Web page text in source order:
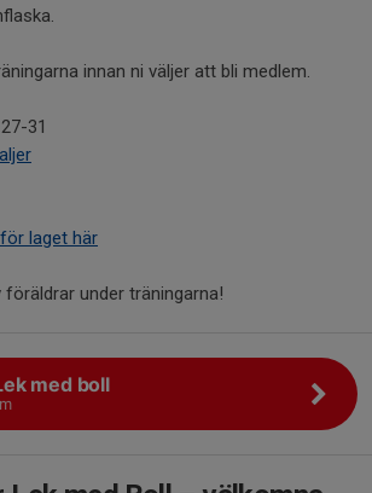
innan ni väljer att bli medlem.
31
laget här
föräldrar under träningarna!
med boll